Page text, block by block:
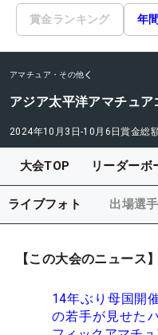
賞金ランキング 年
アマチュア・その他
アジア太平洋アマチュ
2024年10月3日-10月6日賞金総
大会TOP リーダーボ
ライブフォト 出場選手
【この大会のニュース】
14年ぶり母国開
の若手が見せた